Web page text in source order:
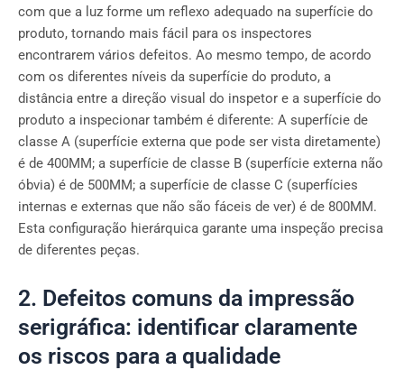
com que a luz forme um reflexo adequado na superfície do
produto, tornando mais fácil para os inspectores
encontrarem vários defeitos. Ao mesmo tempo, de acordo
com os diferentes níveis da superfície do produto, a
distância entre a direção visual do inspetor e a superfície do
produto a inspecionar também é diferente: A superfície de
classe A (superfície externa que pode ser vista diretamente)
é de 400MM; a superfície de classe B (superfície externa não
óbvia) é de 500MM; a superfície de classe C (superfícies
internas e externas que não são fáceis de ver) é de 800MM.
Esta configuração hierárquica garante uma inspeção precisa
de diferentes peças.
2. Defeitos comuns da impressão
serigráfica: identificar claramente
os riscos para a qualidade